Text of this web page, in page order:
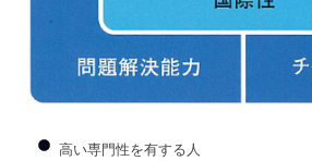
高い専門性を有する人